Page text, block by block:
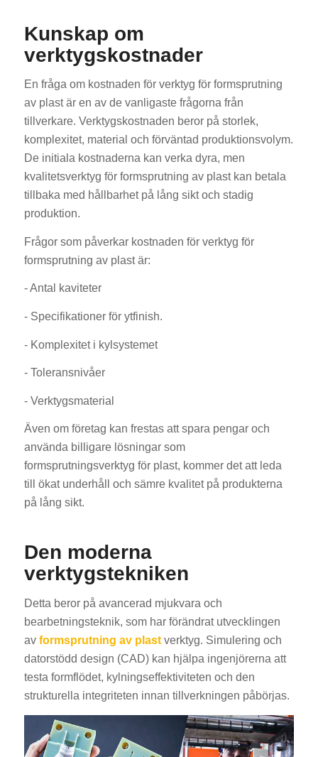
Kunskap om
verktygskostnader
En fråga om kostnaden för verktyg för formsprutning
av plast är en av de vanligaste frågorna från
tillverkare. Verktygskostnaden beror på storlek,
komplexitet, material och förväntad produktionsvolym.
De initiala kostnaderna kan verka dyra, men
kvalitetsverktyg för formsprutning av plast kan betala
tillbaka med hållbarhet på lång sikt och stadig
produktion.
Frågor som påverkar kostnaden för verktyg för
formsprutning av plast är:
- Antal kaviteter
- Specifikationer för ytfinish.
- Komplexitet i kylsystemet
- Toleransnivåer
- Verktygsmaterial
Även om företag kan frestas att spara pengar och
använda billigare lösningar som
formsprutningsverktyg för plast, kommer det att leda
till ökat underhåll och sämre kvalitet på produkterna
på lång sikt.
Den moderna
verktygstekniken
Detta beror på avancerad mjukvara och
bearbetningsteknik, som har förändrat utvecklingen
av formsprutning av plastverktyg. Simulering och
datorstödd design (CAD) kan hjälpa ingenjörerna att
testa formflödet, kylningseffektiviteten och den
strukturella integriteten innan tillverkningen påbörjas.